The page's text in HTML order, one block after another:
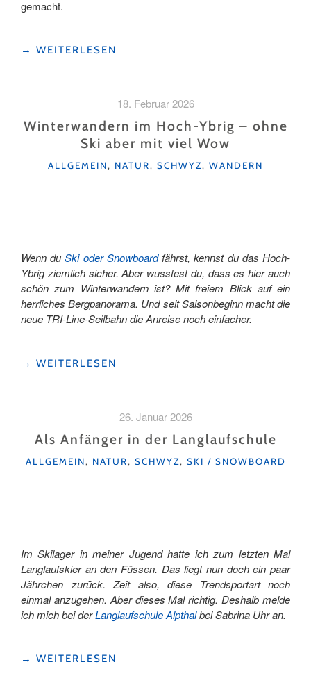
gemacht.
"AUF
DAS
HISTORISCHE
→ WEITERLESEN
18. Februar 2026
Winterwandern im Hoch-Ybrig – ohne
Ski aber mit viel Wow
KATEGORIEN
ALLGEMEIN, NATUR, SCHWYZ, WANDERN
Wenn duSki oder Snowboardfährst, kennst du das Hoch-
Ybrig ziemlich sicher. Aber wusstest du, dass es hier auch
schön zum Winterwandern ist? Mit freiem Blick auf ein
herrliches Bergpanorama. Und seit Saisonbeginn macht die
neue TRI-Line-Seilbahn die Anreise noch einfacher.
"WINTERWANDERN
OHNE
ABER
→ WEITERLESEN
26. Januar 2026
Als Anfänger in der Langlaufschule
KATEGORIEN
ALLGEMEIN, NATUR, SCHWYZ, SKI / SNOWBOARD
Im Skilager in meiner Jugend hatte ich zum letzten Mal
Langlaufskier an den Füssen. Das liegt nun doch ein paar
Jährchen zurück. Zeit also, diese Trendsportart noch
einmal anzugehen. Aber dieses Mal richtig. Deshalb melde
ich mich bei derLanglaufschule Alpthalbei Sabrina Uhr an.
"ALS
→ WEITERLESEN